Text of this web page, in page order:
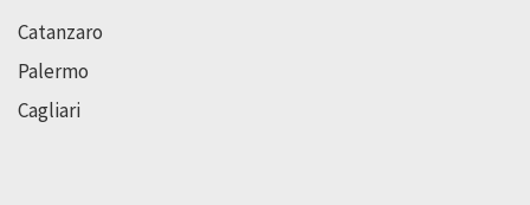
Catanzaro
Palermo
Cagliari